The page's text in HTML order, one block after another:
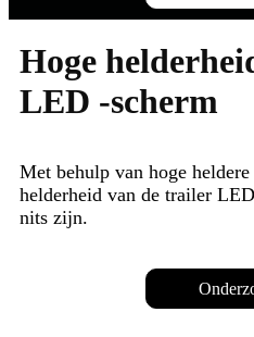
Hoge
LED -scherm
Met behulp van hoge
helderheid van de trailer
nits zijn.